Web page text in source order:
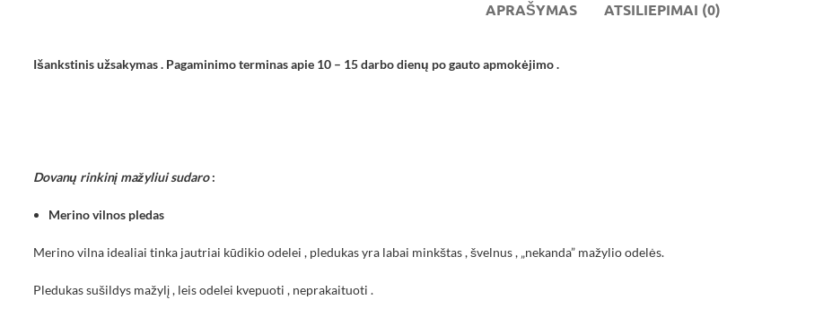
APRAŠYMAS ATSILIEPIMAI (0)
Išankstinis užsakymas . Pagaminimo terminas apie 10 – 15 darbo dienų po gauto apmokėjimo .
Dovanų rinkinį mažyliui sudaro:
Merino vilnos pledas
Merino vilna idealiai tinka jautriai kūdikio odelei , pledukas yra labai minkštas , švelnus , „nekanda” mažylio odelės.
Pledukas sušildys mažylį , leis odelei kvepuoti , neprakaituoti .